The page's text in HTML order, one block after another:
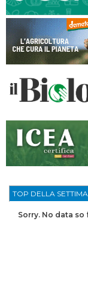
TOP DELLA
Sorry. No data so